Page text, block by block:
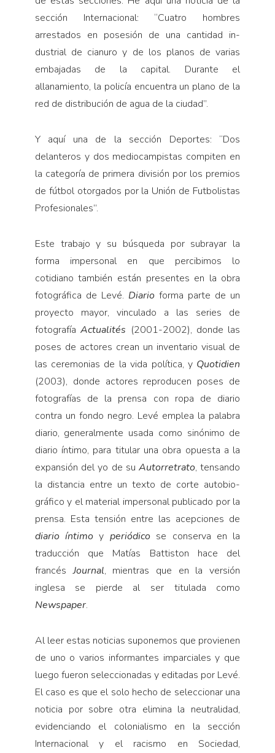
sección Internacional: “Cuatro hombres
arrestados en posesión de una cantidad in­
dustrial de cianuro y de los planos de varias
embajadas de la capital. Durante el
allanamiento, la policía encuentra un plano de la
red de distribución de agua de la ciudad”.
Y aquí una de la sección Depor­tes: “Dos
delanteros y dos medio­campistas compiten en
la categoría de primera división por los premios
de fútbol otorgados por la Unión de Futbolistas
Profesionales”.
Este trabajo y su búsqueda por subrayar la
forma impersonal en que percibimos lo
cotidiano también están presentes en la obra
fotográfica de Levé. Diarioforma parte de un
proyecto mayor, vincu­lado a las series de
fotografíaAc­tualités (2001-2002), donde las
po­ses de actores crean un inventario visual de
las ceremonias de la vida política, y Quotidien
(2003), donde actores reproducen poses de
fo­tografías de la prensa con ropa de diario
contra un fondo negro. Levé emplea la palabra
diario, general­mente usada como sinónimo de
diario íntimo, para titular una obra opuesta a la
expansión del yo de su Autorretrato, tensando
la distancia entre un texto de corte autobio­
gráfico y el material impersonal publicado por la
prensa. Esta ten­sión entre las acepciones de
diario íntimoy periódico se conserva en la
traducción que Matías Battiston hace del
francésJournal, mientras que en la versión
inglesa se pierde al ser titulada como
Newspaper.
Al leer estas noticias supone­mos que provienen
de uno o varios informantes imparciales y que
luego fueron seleccionadas y editadas por Levé.
El caso es que el solo he­cho de seleccionar una
noticia por sobre otra elimina la neutralidad,
evidenciando el colonialismo en la sección
Internacional y el racismo en Sociedad,